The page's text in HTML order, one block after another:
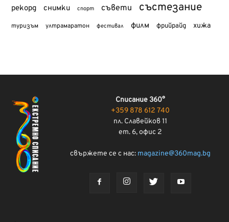
рекорд снимки спорт съвети състезание
туризъм ултрамаратон фестивал филм фрийрайд хижа
Списание 360°
+359 878 612 740
пл. Славейков 11
ет. 6, офис 2
свържете се с нас: magazine@360mag.bg